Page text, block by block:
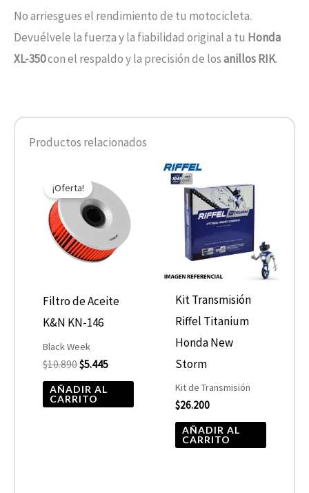
No arriesgues el rendimiento de tu motocicleta.
Devuélvele la fuerza y la fiabilidad original a tu Honda
XL-350con el respaldo y la precisión de losanillos RIK.
Productos relacionados
¡Oferta!
Filtro de Aceite
K&N KN-146
Black Week
$10.890
precio
original
era:
$10.890.
$5.445
actual
es:
$5.445.
AÑADIR AL
CARRITO
Kit Transmisión
Riffel Titanium
Honda New
Storm
Kit de Transmisión
$26.200
AÑADIR AL
CARRITO